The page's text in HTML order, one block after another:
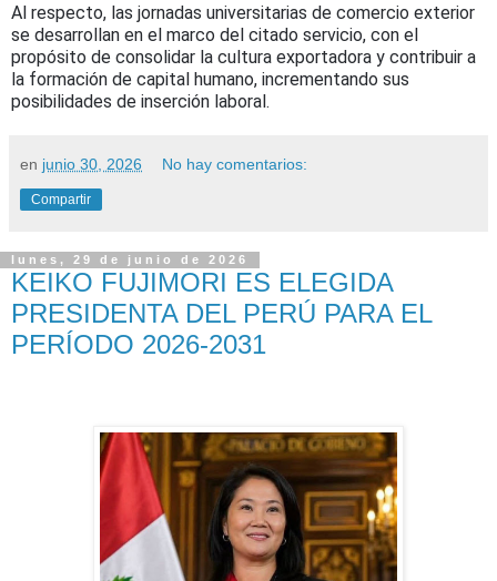
Al respecto, las jornadas universitarias de comercio exterior
se desarrollan en el marco del citado servicio, con el
propósito de consolidar la cultura exportadora y contribuir a
la formación de capital humano, incrementando sus
posibilidades de inserción laboral.
en junio 30, 2026 No hay comentarios:
Compartir
lunes, 29 de junio de 2026
KEIKO FUJIMORI ES ELEGIDA
PRESIDENTA DEL PERÚ PARA EL
PERÍODO 2026-2031